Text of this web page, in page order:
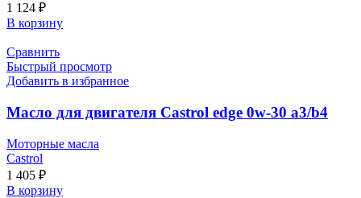
1 124 ₽
В корзину
Сравнить
Быстрый просмотр
Добавить в избранное
Масло для двигателя Castrol edge 0w-30 a3/b4
Моторные масла
Castrol
1 405 ₽
В корзину